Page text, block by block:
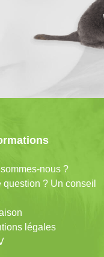
nous ?
question ? Un conseil
légales